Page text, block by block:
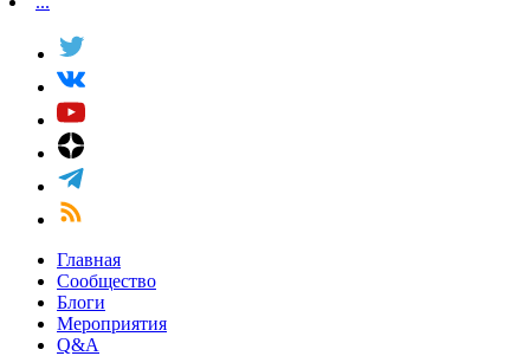
Главная
Сообщество
Блоги
Мероприятия
Q&A